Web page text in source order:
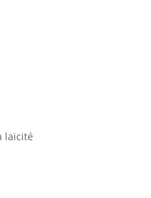
laïcité